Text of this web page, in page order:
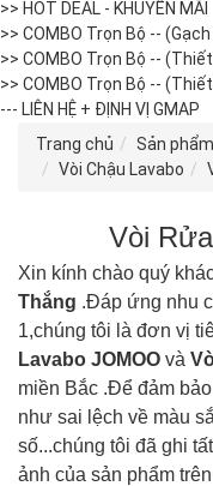
>> HOT DEAL - KHUYẾN MÃI
>> COMBO Trọn Bộ --
>> COMBO Trọn Bộ --
>> COMBO Trọn Bộ --
--- LIÊN HỆ + ĐỊNH VỊ GMAP
Trang chủ
Sản phẩm
Vòi Chậu Lavabo
Vòi
Xin kính chào quý
Thắng .Đáp ứng nhu
1,chúng tôi là đơn vị
Lavabo JOMOO và
miền Bắc .Để đảm
như sai lệch về màu
số...chúng tôi đã ghi
ảnh của sản phẩm trên